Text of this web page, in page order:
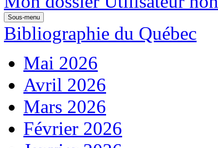
Sous-menu
Bibliographie du Québec
Mai 2026
Avril 2026
Mars 2026
Février 2026